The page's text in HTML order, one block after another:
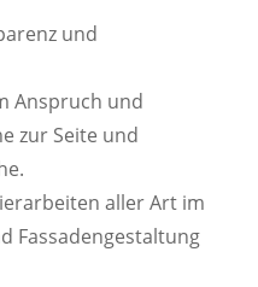
und
Anspruch und
zur Seite und
aller Art im
Fassadengestaltung